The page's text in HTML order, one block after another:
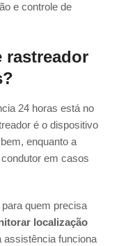
e controle de
rastreador
24 horas está no
é o dispositivo
enquanto a
em casos
quem precisa
localização
assistência funciona